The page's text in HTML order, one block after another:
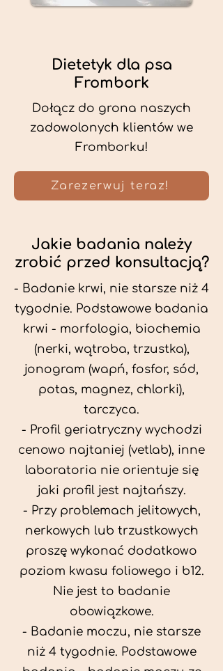
Dietetyk dla psa
Frombork
Dołącz do grona naszych
zadowolonych klientów we
Fromborku!
Zarezerwuj teraz!
Jakie badania należy
zrobić przed konsultacją?
- Badanie krwi, nie starsze niż 4
tygodnie. Podstawowe badania
krwi - morfologia, biochemia
(nerki, wątroba, trzustka),
jonogram (wapń, fosfor, sód,
potas, magnez, chlorki),
tarczyca.
- Profil geriatryczny wychodzi
cenowo najtaniej (vetlab), inne
laboratoria nie orientuje się
jaki profil jest najtańszy.
- Przy problemach jelitowych,
nerkowych lub trzustkowych
proszę wykonać dodatkowo
poziom kwasu foliowego i b12.
Nie jest to badanie
obowiązkowe.
- Badanie moczu, nie starsze
niż 4 tygodnie. Podstawowe